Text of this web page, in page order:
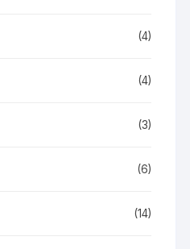
(4)
(4)
(3)
(6)
(14)